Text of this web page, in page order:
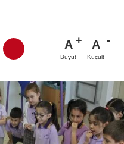
A
Büyüt
A
Küçült